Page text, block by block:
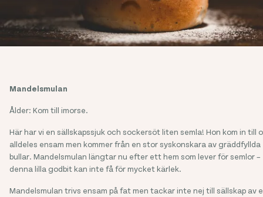
Mandelsmulan
Ålder: Kom till imorse.
Här har vi en sällskapssjuk och sockersöt liten semla! Hon kom in till
alldeles ensam men kommer från en stor syskonskara av gräddfyllda
bullar. Mandelsmulan längtar nu efter ett hem som lever för semlor –
denna lilla godbit kan inte få för mycket kärlek.
Mandelsmulan trivs ensam på fat men tackar inte nej till sällskap av